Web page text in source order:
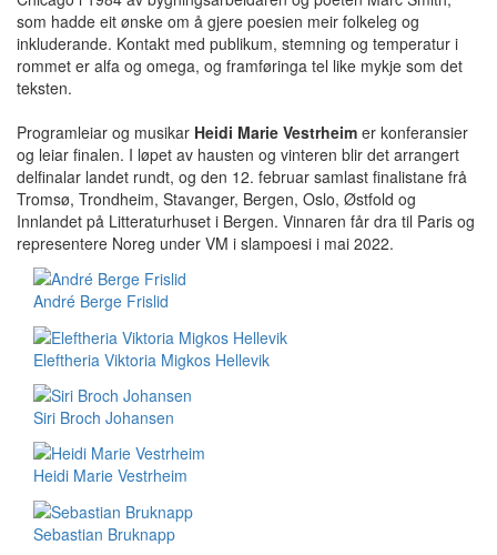
som hadde eit ønske om å gjere poesien meir folkeleg og
inkluderande. Kontakt med publikum, stemning og temperatur i
rommet er alfa og omega, og framføringa tel like mykje som det
teksten.
Programleiar og musikar Heidi Marie Vestrheim er konferansier
og leiar finalen. I løpet av hausten og vinteren blir det arrangert
delfinalar landet rundt, og den 12. februar samlast finalistane frå
Tromsø, Trondheim, Stavanger, Bergen, Oslo, Østfold og
Innlandet på Litteraturhuset i Bergen. Vinnaren får dra til Paris og
representere Noreg under VM i slampoesi i mai 2022.
André Berge Frislid
Eleftheria Viktoria Migkos Hellevik
Siri Broch Johansen
Heidi Marie Vestrheim
Sebastian Bruknapp